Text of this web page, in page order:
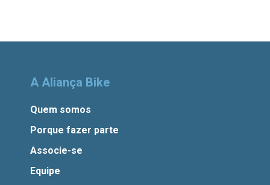
A Aliança Bike
Quem somos
Porque fazer parte
Associe-se
Equipe